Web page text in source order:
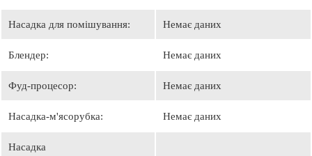
Насадка для помішування: Немає даних
Блендер: Немає даних
Фуд-процесор: Немає даних
Насадка-м'ясорубка: Немає даних
Насадка